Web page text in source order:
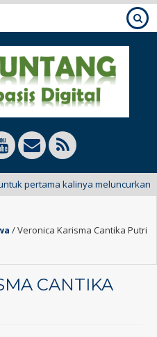
pertama kalinya meluncurkan
/Veronica Karisma Cantika Putri
CANTIKA